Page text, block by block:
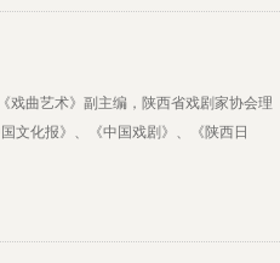
戏曲艺术》副主编，陕西省戏剧家协会理
文化报》、《中国戏剧》、《陕西日